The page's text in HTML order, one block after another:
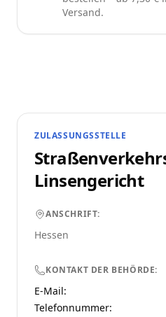
Versand.
ZULASSUNGSSTELLE
Linsengericht
ANSCHRIFT:
Hessen
KONTAKT DER BEHÖRDE:
E-Mail:
Telefonnummer: